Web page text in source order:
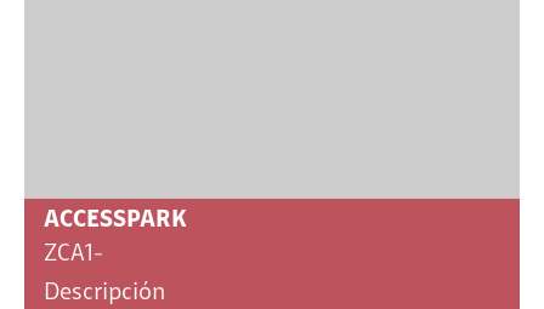
ACCESSPARK
ZCA1-
Descripción